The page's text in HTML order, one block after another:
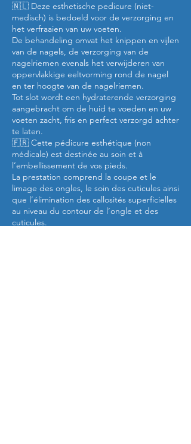
🇳🇱 Deze esthetische pedicure (niet-
medisch) is bedoeld voor de verzorging en
het verfraaien van uw voeten.
De behandeling omvat het knippen en vijlen
van de nagels, de verzorging van de
nagelriemen evenals het verwijderen van
oppervlakkige eeltvorming rond de nagel
en ter hoogte van de nagelriemen.
Tot slot wordt een hydraterende verzorging
aangebracht om de huid te voeden en uw
voeten zacht, fris en perfect verzorgd achter
te laten.
🇫🇷 Cette pédicure esthétique (non
médicale) est destinée au soin et à
l’embellissement de vos pieds.
La prestation comprend la coupe et le
limage des ongles, le soin des cuticules ainsi
que l’élimination des callosités superficielles
au niveau du contour de l’ongle et des
cuticules.